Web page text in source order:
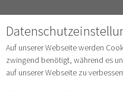
Auf unserer Webseite werden
zwingend benötigt, während es
auf unserer Webseite zu